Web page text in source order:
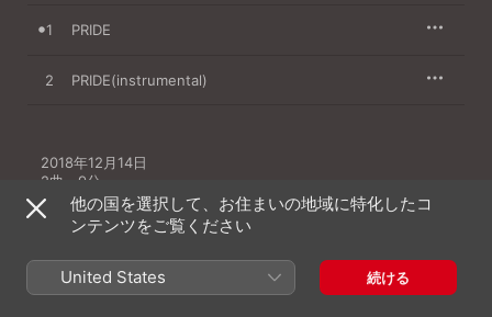
1 PRIDE
2 PRIDE(instrumental)
2018年12月14日
2曲、9分
℗ 2018 Cygames, Inc.
ANIPLEX
他の国を選択して、お住まいの地域に特化したコ
ンテンツをご覧ください
United States 続ける